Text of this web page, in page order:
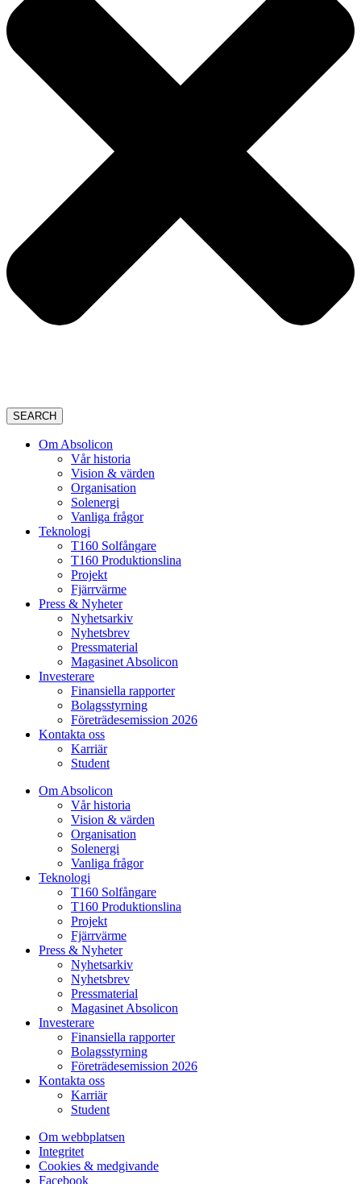
SEARCH
Om Absolicon
Vår historia
Vision & värden
Organisation
Solenergi
Vanliga frågor
Teknologi
T160 Solfångare
T160 Produktionslina
Projekt
Fjärrvärme
Press & Nyheter
Nyhetsarkiv
Nyhetsbrev
Pressmaterial
Magasinet Absolicon
Investerare
Finansiella rapporter
Bolagsstyrning
Företrädesemission 2026
Kontakta oss
Karriär
Student
Om Absolicon
Vår historia
Vision & värden
Organisation
Solenergi
Vanliga frågor
Teknologi
T160 Solfångare
T160 Produktionslina
Projekt
Fjärrvärme
Press & Nyheter
Nyhetsarkiv
Nyhetsbrev
Pressmaterial
Magasinet Absolicon
Investerare
Finansiella rapporter
Bolagsstyrning
Företrädesemission 2026
Kontakta oss
Karriär
Student
Om webbplatsen
Integritet
Cookies & medgivande
Facebook